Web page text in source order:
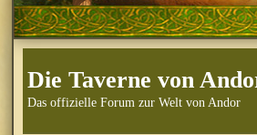
Die Taverne von
Das offizielle Forum zur Welt von Andor